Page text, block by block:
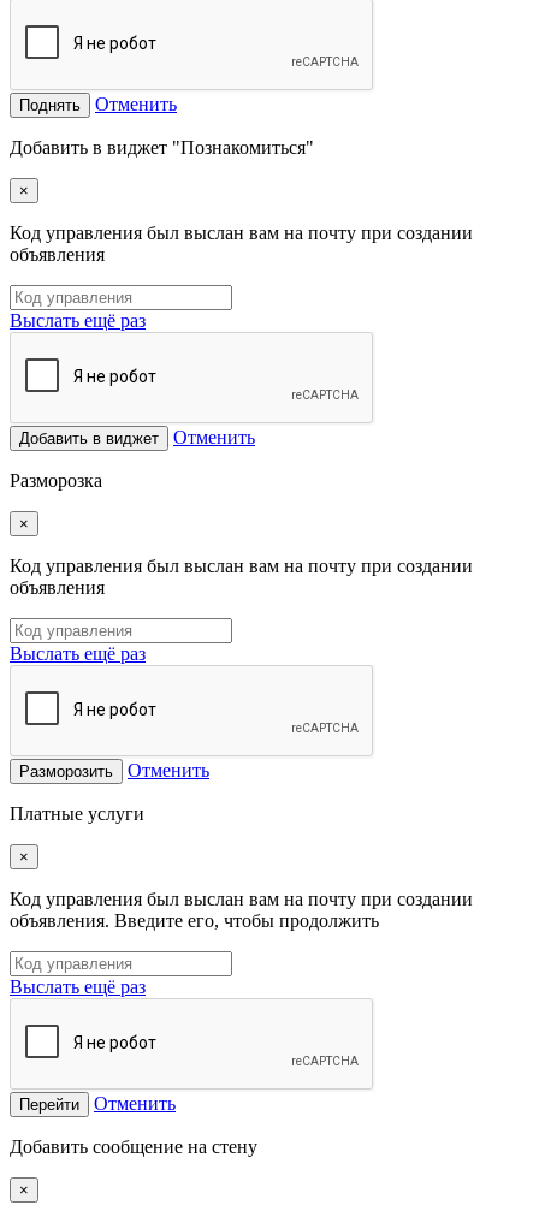
Поднять Отменить
Добавить в виджет "Познакомиться"
×
Код управления был выслан вам на почту при создании
объявления
Выслать ещё раз
Добавить в виджет Отменить
Разморозка
×
Код управления был выслан вам на почту при создании
объявления
Выслать ещё раз
Разморозить Отменить
Платные услуги
×
Код управления был выслан вам на почту при создании
объявления. Введите его, чтобы продолжить
Выслать ещё раз
Перейти Отменить
Добавить сообщение на стену
×